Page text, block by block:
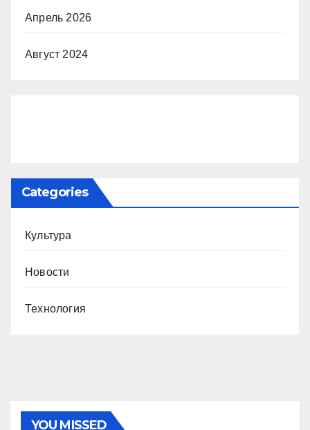
Апрель 2026
Август 2024
Categories
Культура
Новости
Технология
YOU MISSED